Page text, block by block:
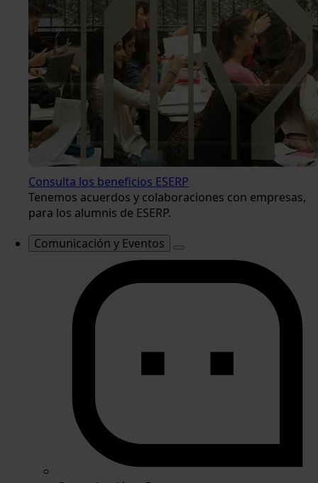
Consulta los beneficios ESERP
Tenemos acuerdos y colaboraciones con empresas,
para los alumnis de ESERP.
Comunicación y Eventos